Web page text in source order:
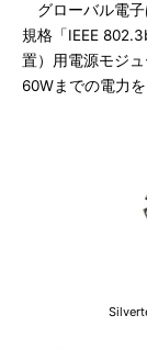
グローバル電子
規格「IEEE
置）用電源モジ
60Wまでの電力